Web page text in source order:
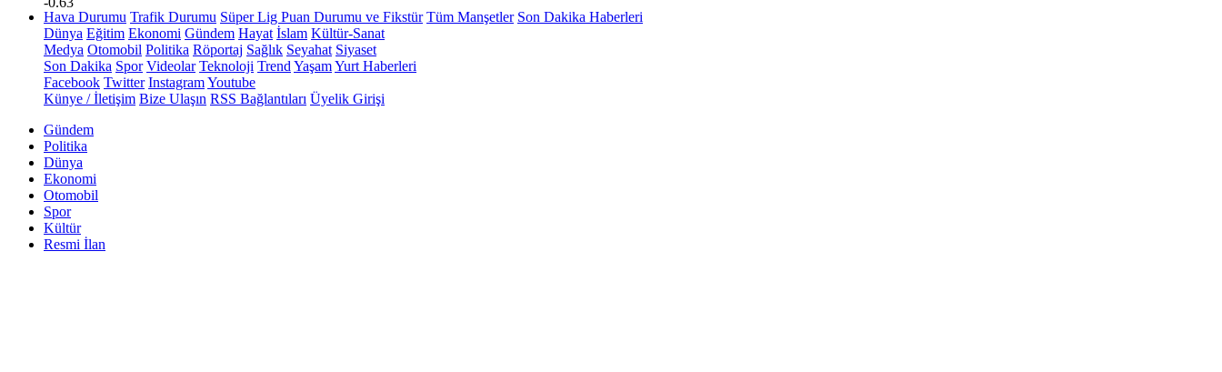
Hava Durumu Trafik Durumu Süper Lig Puan Durumu ve Fikstür Tüm Manşetler Son Dakika Haberleri
Dünya Eğitim Ekonomi Gündem Hayat İslam Kültür-Sanat
Medya Otomobil Politika Röportaj Sağlık Seyahat Siyaset
Son Dakika Spor Videolar Teknoloji Trend YaşamYurt Haberleri
Facebook Twitter InstagramYoutube
Künye / İletişim Bize Ulaşın RSS Bağlantıları Üyelik Girişi
Gündem
Politika
Dünya
Ekonomi
Otomobil
Spor
Kültür
Resmi İlan